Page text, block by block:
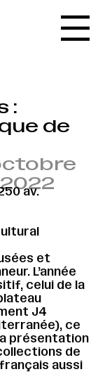
:
de
av.
et
L’année
celui de la
J4
ce
présentation
de
aussi